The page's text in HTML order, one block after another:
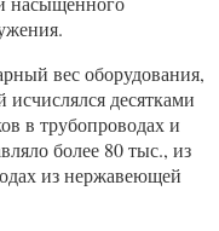
вес оборудования,
десятками
в трубопроводах и
более 80 тыс., из
из нержавеющей